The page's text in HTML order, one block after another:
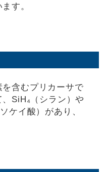
す。
含むプリカーサで
SiH₄（シラン）や
ケイ酸）があり、